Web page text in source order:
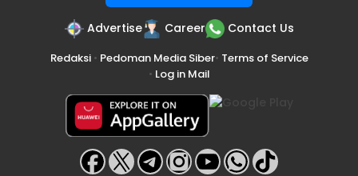
Advertise Career Contact Us
Redaksi• Pedoman Media Siber• Terms of Service
• Log in Mail